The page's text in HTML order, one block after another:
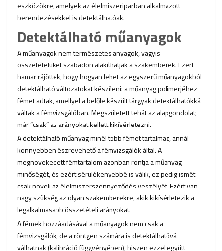
eszközökre, amelyek az élelmiszeriparban alkalmazott
berendezésekkel is detektálhatóak.
Detektálható műanyagok
A műanyagok nem természetes anyagok, vagyis
összetételüket szabadon alakíthatják a szakemberek. Ezért
hamar rájöttek, hogy hogyan lehet az egyszerű műanyagokból
detektálható változatokat készíteni: a műanyag polimerjéhez
fémet adtak, amellyel a belőle készült tárgyak detektálhatókká
váltak a fémvizsgálóban. Megszületett tehát az alapgondolat;
már “csak” az arányokat kellett kikísérletezni.
A detektálható műanyag minél több fémet tartalmaz, annál
könnyebben észrevehető a fémvizsgálók által. A
megnövekedett fémtartalom azonban rontja a műanyag
minőségét, és ezért sérülékenyebbé is válik, ez pedig ismét
csak növeli az élelmiszerszennyeződés veszélyét. Ezért van
nagy szükség az olyan szakemberekre, akik kikísérletezik a
legalkalmasabb összetételi arányokat.
A fémek hozzáadásával a műanyagok nem csak a
fémvizsgálók, de a röntgen számára is detektálhatóvá
válhatnak (kalibráció függvényében), hiszen ezzel együtt